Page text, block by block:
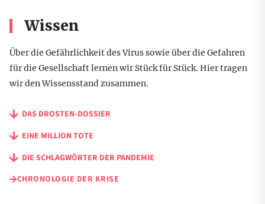
Wissen
Über die Gefährlichkeit des Virus sowie über die Gefahren
für die Gesellschaft lernen wir Stück für Stück. Hier tragen
wir den Wissensstand zusammen.
DAS DROSTEN-DOSSIER
EINE MILLION TOTE
DIE SCHLAGWÖRTER DER PANDEMIE
CHRONOLOGIE DER KRISE